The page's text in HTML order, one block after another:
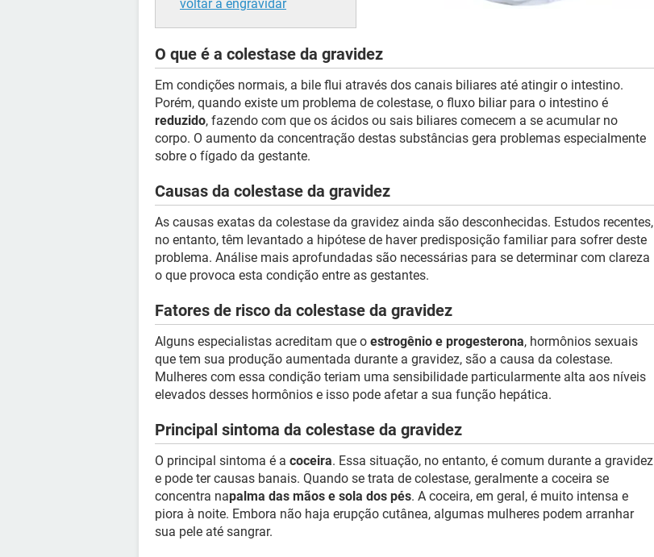
voltar a engravidar
O que é a colestase da gravidez
Em condições normais, a bile flui através dos canais biliares até atingir o intestino.
Porém, quando existe um problema de colestase, o fluxo biliar para o intestino é
reduzido, fazendo com que os ácidos ou sais biliares comecem a se acumular no
corpo. O aumento da concentração destas substâncias gera problemas especialmente
sobre o fígado da gestante.
Causas da colestase da gravidez
As causas exatas da colestase da gravidez ainda são desconhecidas. Estudos recentes,
no entanto, têm levantado a hipótese de haver predisposição familiar para sofrer deste
problema. Análise mais aprofundadas são necessárias para se determinar com clareza
o que provoca esta condição entre as gestantes.
Fatores de risco da colestase da gravidez
Alguns especialistas acreditam que o estrogênio e progesterona, hormônios sexuais
que tem sua produção aumentada durante a gravidez, são a causa da colestase.
Mulheres com essa condição teriam uma sensibilidade particularmente alta aos níveis
elevados desses hormônios e isso pode afetar a sua função hepática.
Principal sintoma da colestase da gravidez
O principal sintoma é a coceira. Essa situação, no entanto, é comum durante a gravidez
e pode ter causas banais. Quando se trata de colestase, geralmente a coceira se
concentra napalma das mãos e sola dos pés. A coceira, em geral, é muito intensa e
piora à noite. Embora não haja erupção cutânea, algumas mulheres podem arranhar
sua pele até sangrar.